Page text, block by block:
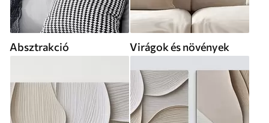
Absztrakció Virágok és növények